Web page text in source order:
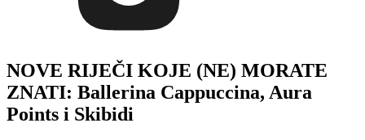
NOVE RIJEČI KOJE (NE) MORATE
ZNATI: Ballerina Cappuccina, Aura
Points i Skibidi